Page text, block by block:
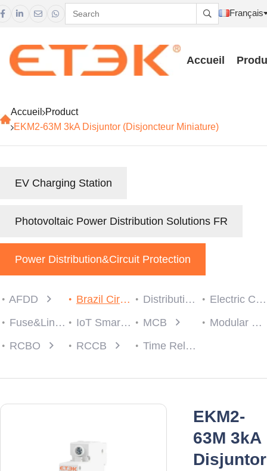
     Français
Accueil
Accueil Product
EKM2-63M 3kA Disjuntor (Disjoncteur Miniature)
EV Charging Station
Photovoltaic Power Distribution Solutions FR
Power Distribution&Circuit Protection
AFDD Brazil Circuit protection Distribution Box
Electric Consumer Units
Fuse&Link
IoT Smart Breaker MCB
Modular Contactor
RCBO
RCCB Time Relay
EKM2-
63M 3kA
Disjuntor